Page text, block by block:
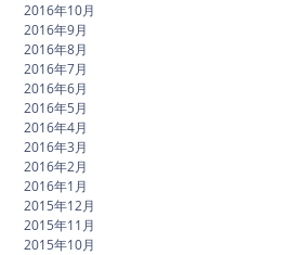
2016年10月
2016年9月
2016年8月
2016年7月
2016年6月
2016年5月
2016年4月
2016年3月
2016年2月
2016年1月
2015年12月
2015年11月
2015年10月